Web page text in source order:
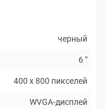
черный
6 "
400 х 800 пикселей
WVGA-дисплей